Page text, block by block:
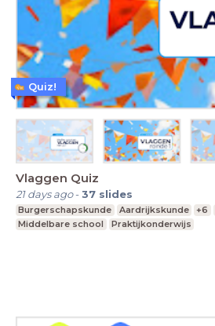
Vlaggen Quiz
21 days ago-37 slides
Burgerschapskunde Aardrijkskunde +6
Middelbare school
Praktijkonderwijs
Quiz!